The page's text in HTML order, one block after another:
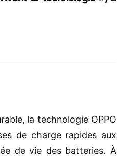
la technologie OPPO
de charge rapides aux
de vie des batteries. À